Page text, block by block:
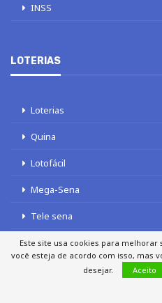
INSS
LOTERIAS
Loterias
Quina
Lotofácil
Mega-Sena
Tele sena
Este site usa cookies para
você esteja de acordo com isso, mas
desejar.
Aceito